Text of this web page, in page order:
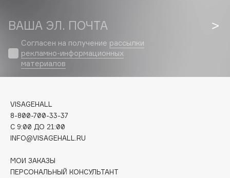
Celimax
Cettua
Chupa Chups
Clarette
Clarins Precious
Clinique
Clive Christian
Club De Nuit
Collagenina
Consly
ВАША ЭЛ. ПОЧТА
Согласен на получение рассылки
рекламно-информационных
материалов
VISAGEHALL
8-800-700-33-37
C 9:00 ДО 21:00
INFO@VISAGEHALL.RU
МОИ ЗАКАЗЫ
ПЕРСОНАЛЬНЫЙ КОНСУЛЬТАНТ